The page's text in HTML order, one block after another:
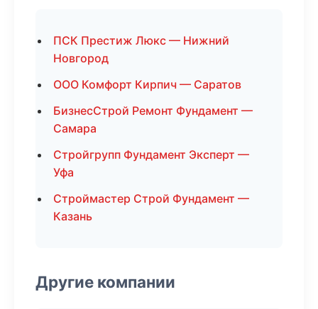
ПСК Престиж Люкс — Нижний
Новгород
ООО Комфорт Кирпич — Саратов
БизнесСтрой Ремонт Фундамент —
Самара
Стройгрупп Фундамент Эксперт —
Уфа
Строймастер Строй Фундамент —
Казань
Другие компании